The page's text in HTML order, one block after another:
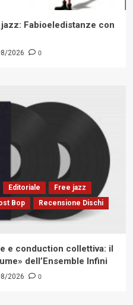
Fabioeledistanze con
2026 0
Editoriale
Free jazz
Bop
Recensione Dischi
e conduction collettiva: il
dell’Ensemble Infini
2026 0